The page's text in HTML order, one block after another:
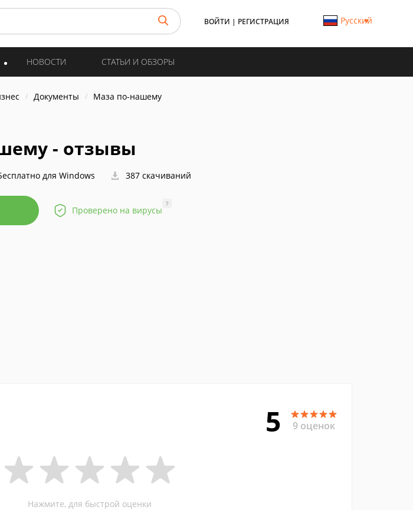
ВОЙТИ | РЕГИСТРАЦИЯ Русский
НОВОСТИ СТАТЬИ И ОБЗОРЫ
Документы Маза по-нашему
- отзывы
для Windows 387 скачиваний
Проверено на вирусы
?
5 9 оценок
Нажмите, для быстрой оценки